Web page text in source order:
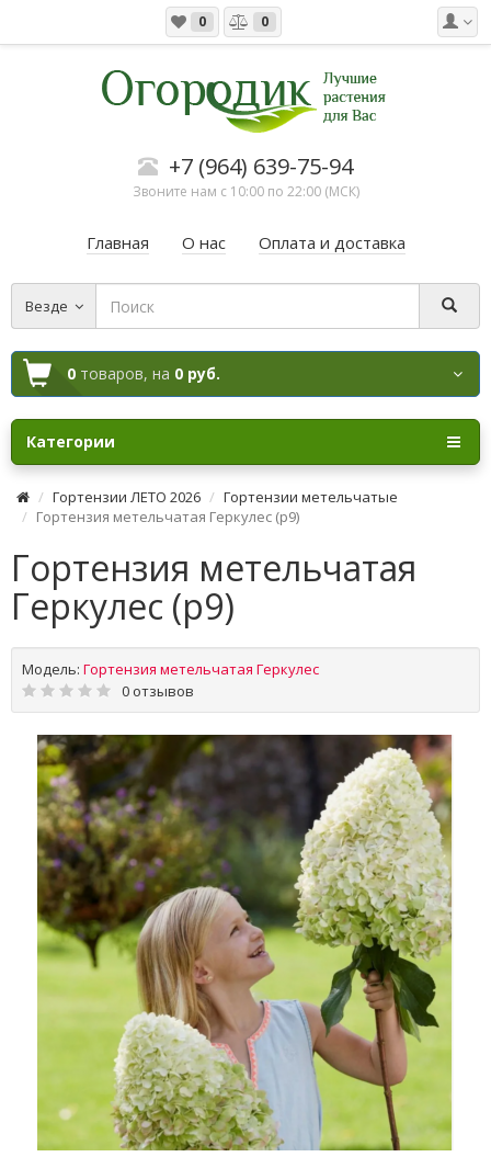
0 0
+7 (964) 639-75-94
Звоните нам с 10:00 по 22:00 (МСК)
Главная О нас Оплата и доставка
Везде
0 товаров, на 0 руб.
Категории
Гортензии ЛЕТО 2026
Гортензии метельчатые
Гортензия метельчатая Геркулес (р9)
Гортензия метельчатая
Геркулес (р9)
Модель: Гортензия метельчатая Геркулес
0 отзывов